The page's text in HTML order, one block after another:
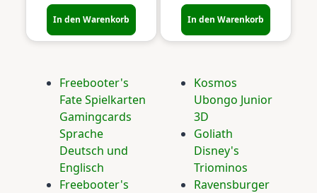
In den Warenkorb In den Warenkorb
Freebooter's
Fate Spielkarten
Gamingcards
Sprache
Deutsch und
Englisch
Freebooter's
Kosmos
Ubongo Junior
3D
Goliath
Disney's
Triominos
Ravensburger